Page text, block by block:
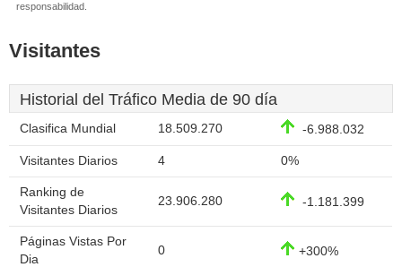
responsabilidad.
Visitantes
Historial del Tráfico Media de 90 día
Clasifica Mundial 18.509.270 -6.988.032
Visitantes Diarios 4 0%
Ranking de
Visitantes Diarios
23.906.280 -1.181.399
Páginas Vistas Por
Dia
0 +300%